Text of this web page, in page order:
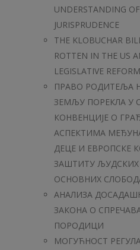
UNDERSTANDING
JURISPRUDENCE
THE KLOBUCHAR
ROTTEN IN THE US
LEGISLATIVE
ПРАВО РОДИТЕЉА
ЗЕМЉУ ПОРЕКЛА У
КОНВЕНЦИЈЕ О
АСПЕКТИМА
ДЕЦЕ И ЕВРОПСКЕ
ЗАШТИТУ ЉУДСКИХ
ОСНОВНИХ
АНАЛИЗА
ЗАКОНА О
ПОРОДИЦИ
МОГУЋНОСТ